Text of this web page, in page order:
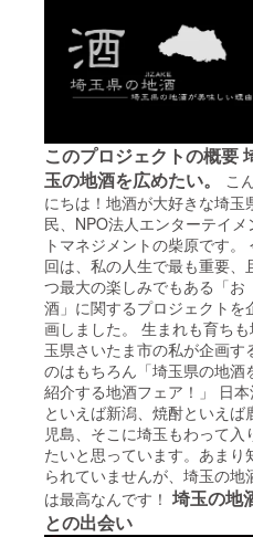
このプロジェクトの概要
玉の地酒を広めたい。
こ
にちは！地酒が大好きな埼玉
民、NPO法人エンターテイメ
トマネジメントの柴原です。
回は、私の人生で最も重要、
つ最大の楽しみでもある「お
酒」に関するプロジェクトを
画しました。 生まれも育ち
玉県さいたま市の私が企画す
のはもちろん「埼玉県の地酒
紹介する地酒フェア！」 日
といえば新潟、焼酎といえば
児島、そこに埼玉もわって入
たいと思っています。あまり
られていませんが、埼玉の地
は最高なんです！ 埼玉の地
との出会い